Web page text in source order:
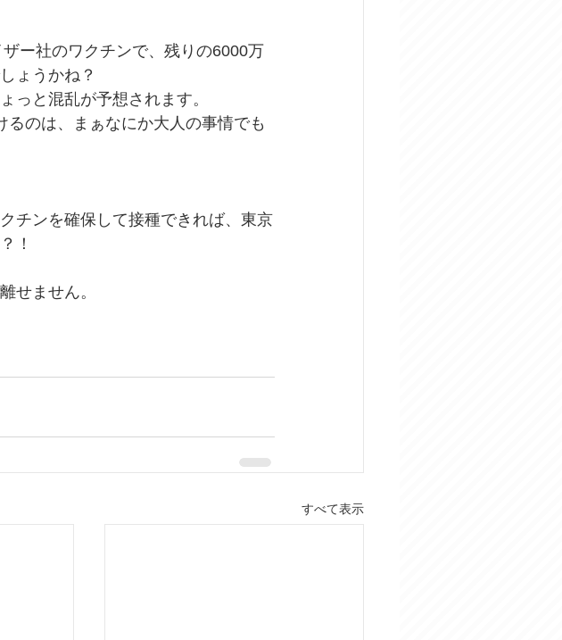
ー社のワクチンで、残りの6000万
ょうかね？
っと混乱が予想されます。
のは、まぁなにか大人の事情でも
チンを確保して接種できれば、東京
！
せません。
すべて表示